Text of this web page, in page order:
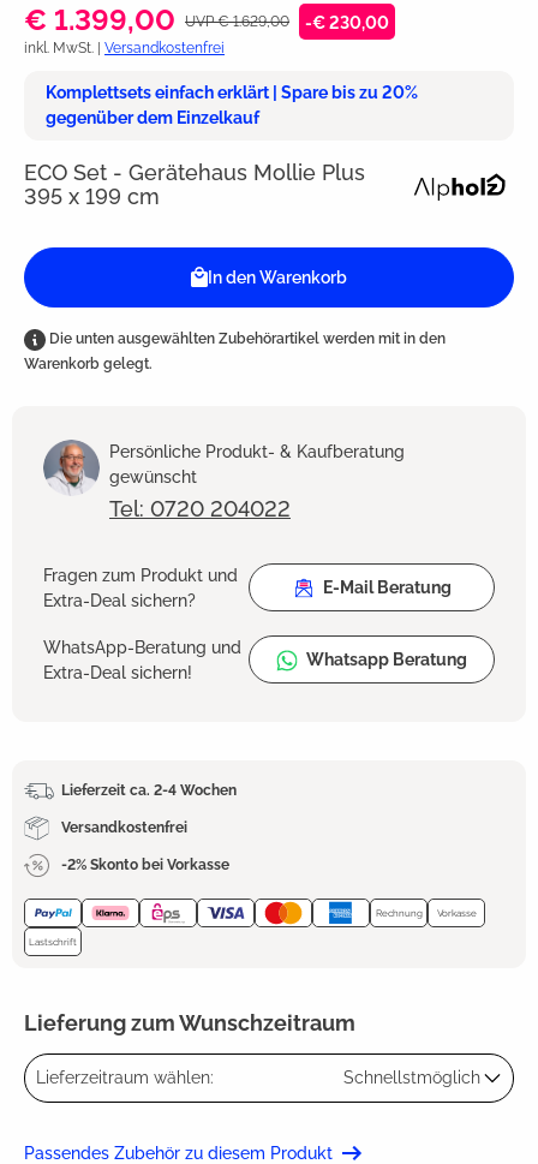
€ 1.399,00 UVP € 1.629,00 -€ 230,00
inkl. MwSt. | Versandkostenfrei
Komplettsets einfach erklärt | Spare bis zu 20%
gegenüber dem Einzelkauf
ECO Set - Gerätehaus Mollie Plus
395 x 199 cm
In den Warenkorb
Die unten ausgewählten Zubehörartikel werden mit in den
Warenkorb gelegt.
Persönliche Produkt- & Kaufberatung
gewünscht
Tel: 0720 204022
Fragen zum Produkt und
Extra-Deal sichern?
E-Mail Beratung
WhatsApp-Beratung und
Extra-Deal sichern!
Whatsapp Beratung
Lieferzeit ca. 2-4 Wochen
Versandkostenfrei
-2% Skonto bei Vorkasse
Rechnung Vorkasse
Lastschrift
Lieferung zum Wunschzeitraum
Lieferzeitraum wählen: Schnellstmöglich
Passendes Zubehör zu diesem Produkt